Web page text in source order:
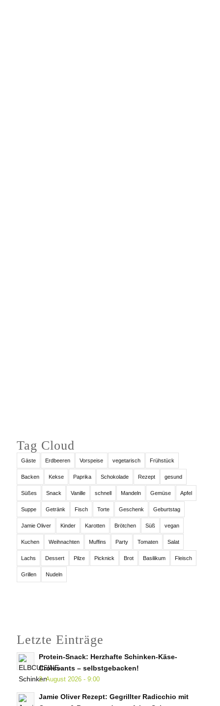
Tag Cloud
Gäste Erdbeeren Vorspeise vegetarisch Frühstück
Backen Kekse Paprika Schokolade Rezept gesund
Süßes Snack Vanille schnell Mandeln Gemüse Apfel
Suppe Getränk Fisch Torte Geschenk Geburtstag
Jamie Oliver Kinder Karotten Brötchen Süß vegan
Kuchen Weihnachten Muffins Party Tomaten Salat
Lachs Dessert Pilze Picknick Brot Basilikum Fleisch
Grillen Nudeln
Letzte Einträge
Protein-Snack: Herzhafte Schinken-Käse-
Croissants – selbstgebacken!
2. August 2026 - 9:00
Jamie Oliver Rezept: Gegrillter Radicchio mit